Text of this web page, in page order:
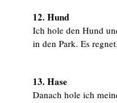
12. Hund
Ich hole den Hund
in den Park. Es
13. Hase
Danach hole ich